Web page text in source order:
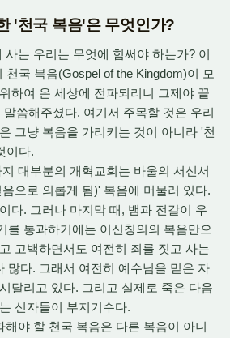
'천국 복음'은 무엇인가?
사는 우리는 무엇에 힘써야 하는가? 이
천국 복음(Gospel of the Kingdom)이 모
하여 온 세상에 전파되리니 그제야 끝
씀해주셨다. 여기서 주목할 것은 우리
그냥 복음을 가리키는 것이 아니라 '천
이다.
대부분의 개혁교회는 바울의 서신서
으로 의롭게 됨)' 복음에 머물러 있다.
다. 그러나 마지막 때, 뱀과 전갈이 우
를 통과하기에는 이신칭의의 복음만으
고백하면서도 여전히 죄를 짓고 사는
많다. 그래서 여전히 예수님을 믿은 자
달리고 있다. 그리고 실제로 죽은 다음
신자들이 부지기수다.
해야 할 천국 복음은 다른 복음이 아니